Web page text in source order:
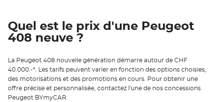
Quel est le prix d'une Peugeot
408 neuve ?
La Peugeot 408 nouvelle génération démarre autour de CHF
40.000.-*. Les tarifs peuvent varier en fonction des options choisies,
des motorisations et des promotions en cours. Pour obtenir une
offre précise et personnalisée, contactez l'une de nos concessions
Peugeot BYmyCAR.